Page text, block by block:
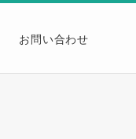
お問い合わせ